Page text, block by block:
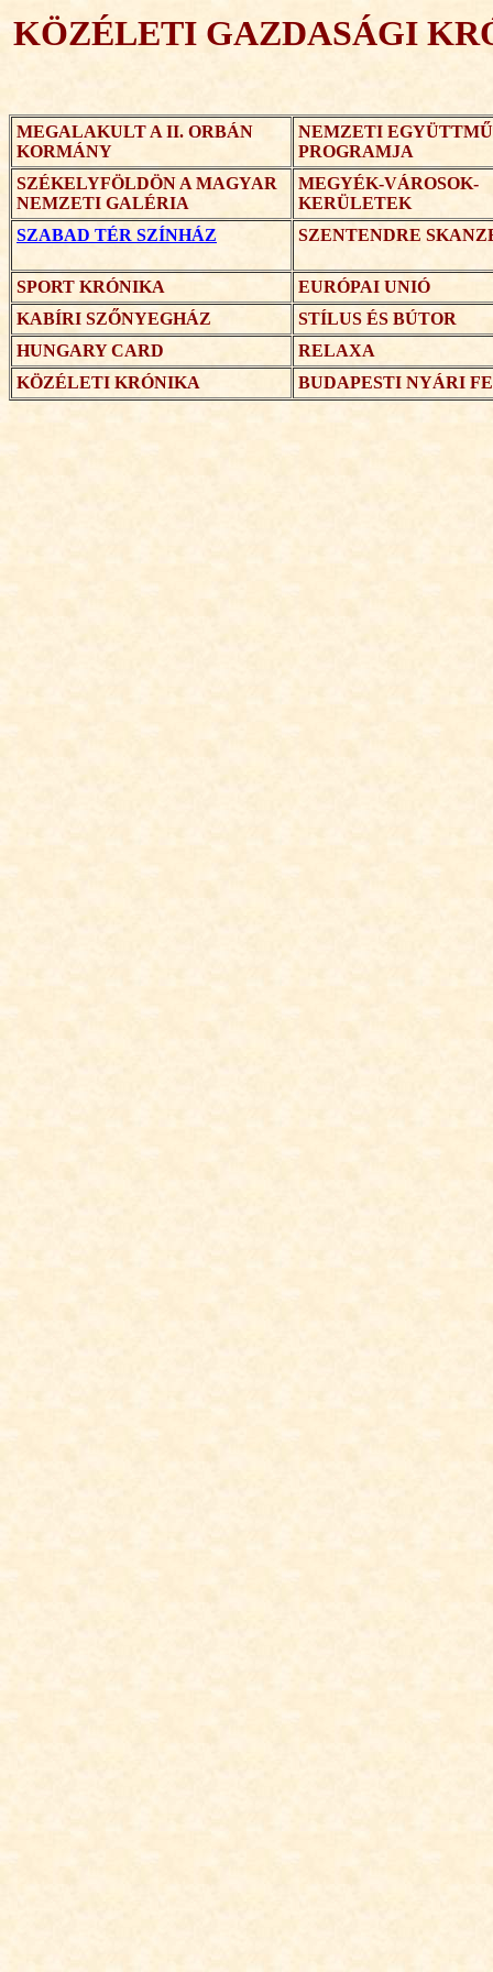
KÖZÉLETI GAZDASÁGI
MEGALAKULT A II. ORBÁN
KORMÁNY
NEMZETI
PROGRAMJA
SZÉKELYFÖLDÖN A MAGYAR
NEMZETI GALÉRIA
MEGYÉK-VÁROSOK-
KERÜLETEK
SZABAD TÉR SZÍNHÁZ
SZENTENDRE
SPORT KRÓNIKA
EURÓPAI UNIÓ
KABÍRI SZŐNYEGHÁZ
STÍLUS ÉS BÚTOR
HUNGARY CARD
RELAXA
KÖZÉLETI KRÓNIKA
BUDAPESTI NYÁRI